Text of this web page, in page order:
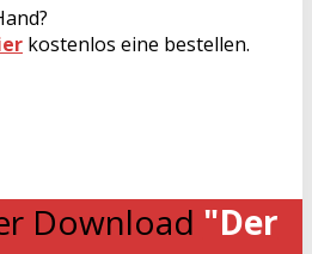
kostenlos eine bestellen.
Download "Der